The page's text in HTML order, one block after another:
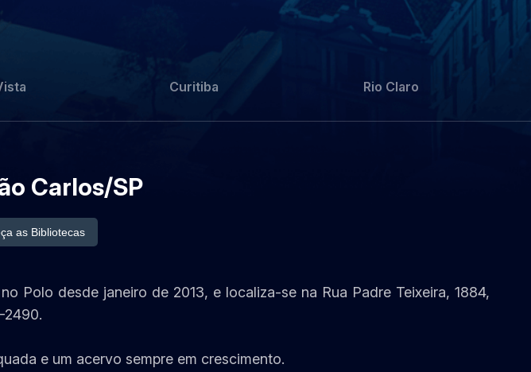
Curitiba Rio Claro
Carlos/SP
as Bibliotecas
Polo desde janeiro de 2013, e localiza-se na Rua Padre Teixeira, 1884,
2490.
e um acervo sempre em crescimento.